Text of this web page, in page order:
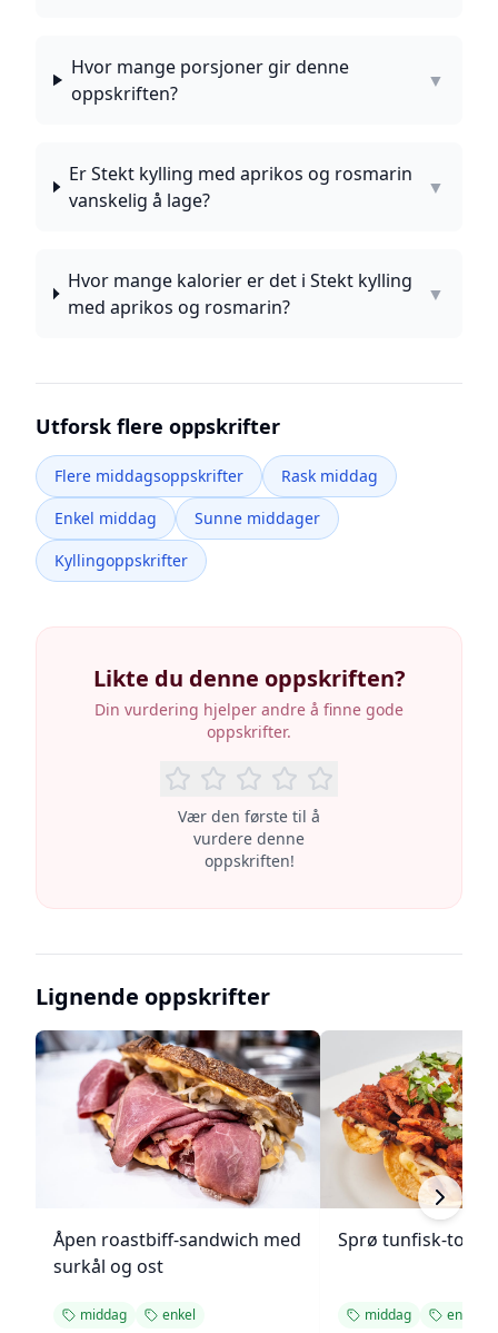
Hvor mange porsjoner gir denne
oppskriften?
▼
Er Stekt kylling med aprikos og rosmarin
vanskelig å lage?
▼
Hvor mange kalorier er det i Stekt kylling
med aprikos og rosmarin?
▼
Utforsk flere oppskrifter
Flere middagsoppskrifter
Rask middag
Enkel middag
Sunne middager
Kyllingoppskrifter
Likte du denne oppskriften?
Din vurdering hjelper andre å finne gode
oppskrifter.
Vær den første til å
vurdere denne
oppskriften!
Lignende oppskrifter
Åpen roastbiff-sandwich med
surkål og ost
middag enkel
Sprø tunfisk-
middag enkel